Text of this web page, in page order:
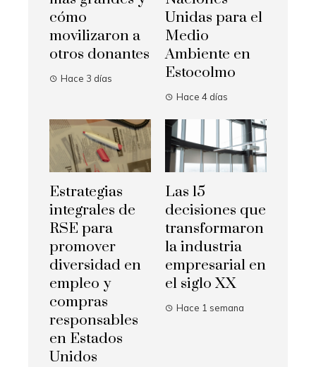
cómo
movilizaron a
otros donantes
Hace 3 días
Unidas para el
Medio
Ambiente en
Estocolmo
Hace 4 días
Estrategias
integrales de
RSE para
promover
diversidad en
empleo y
compras
responsables
en Estados
Unidos
Las 15
decisiones que
transformaron
la industria
empresarial en
el siglo XX
Hace 1 semana